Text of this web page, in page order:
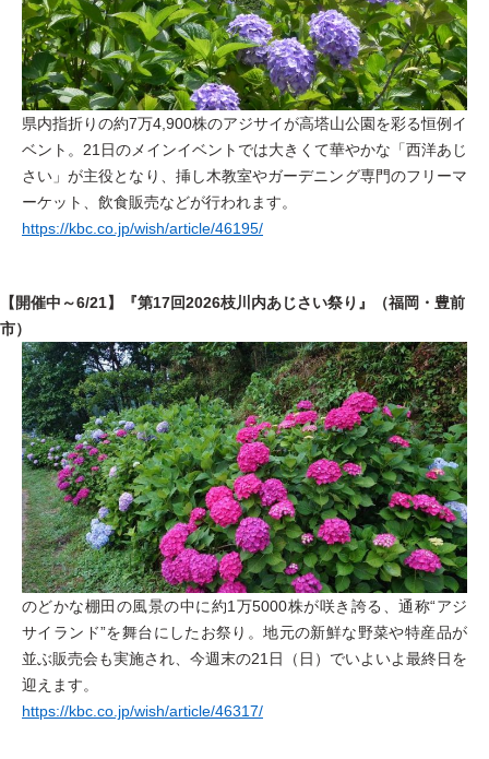
県内指折りの約7万4,900株のアジサイが高塔山公園を彩る恒例イ
ベント。21日のメインイベントでは大きくて華やかな「西洋あじ
さい」が主役となり、挿し木教室やガーデニング専門のフリーマ
ーケット、飲食販売などが行われます。
https://kbc.co.jp/wish/article/46195/
【開催中～6/21】『第17回2026枝川内あじさい祭り』（福岡・豊前
市）
のどかな棚田の風景の中に約1万5000株が咲き誇る、通称“アジ
サイランド”を舞台にしたお祭り。地元の新鮮な野菜や特産品が
並ぶ販売会も実施され、今週末の21日（日）でいよいよ最終日を
迎えます。
https://kbc.co.jp/wish/article/46317/